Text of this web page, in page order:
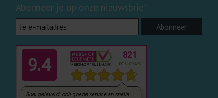
Abonneer je op onze nieuwsbrief
Abonneer